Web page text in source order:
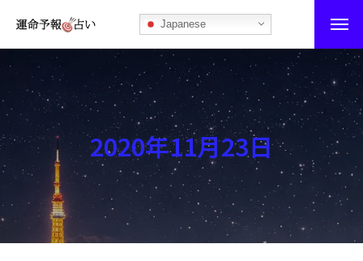
Japanese
運命予報占い
運命予報占いとは
あなたの所属部屋を探そう！
最恐の相性占い
秘伝公開！吉凶カレンダー
2020年11月23日